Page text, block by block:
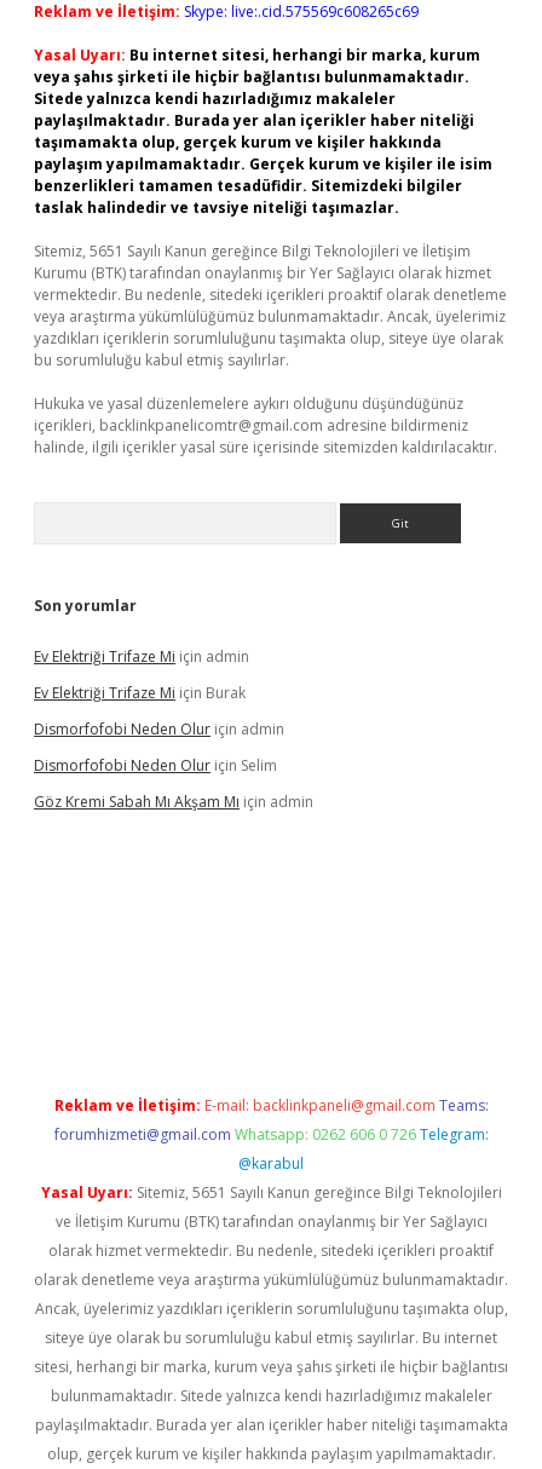
Reklam ve İletişim: Skype: live:.cid.575569c608265c69
Yasal Uyarı: Bu internet sitesi, herhangi bir marka, kurum
veya şahıs şirketi ile hiçbir bağlantısı bulunmamaktadır.
Sitede yalnızca kendi hazırladığımız makaleler
paylaşılmaktadır. Burada yer alan içerikler haber niteliği
taşımamakta olup, gerçek kurum ve kişiler hakkında
paylaşım yapılmamaktadır. Gerçek kurum ve kişiler ile isim
benzerlikleri tamamen tesadüfidir. Sitemizdeki bilgiler
taslak halindedir ve tavsiye niteliği taşımazlar.
Sitemiz, 5651 Sayılı Kanun gereğince Bilgi Teknolojileri ve İletişim
Kurumu (BTK) tarafından onaylanmış bir Yer Sağlayıcı olarak hizmet
vermektedir. Bu nedenle, sitedeki içerikleri proaktif olarak denetleme
veya araştırma yükümlülüğümüz bulunmamaktadır. Ancak, üyelerimiz
yazdıkları içeriklerin sorumluluğunu taşımakta olup, siteye üye olarak
bu sorumluluğu kabul etmiş sayılırlar.
Hukuka ve yasal düzenlemelere aykırı olduğunu düşündüğünüz
içerikleri, backlinkpanelicomtr@gmail.com adresine bildirmeniz
halinde, ilgili içerikler yasal süre içerisinde sitemizden kaldırılacaktır.
Son yorumlar
Ev Elektriği Trifaze Mi için admin
Ev Elektriği Trifaze Mi için Burak
Dismorfofobi Neden Olur için admin
Dismorfofobi Neden Olur için Selim
Göz Kremi Sabah Mı Akşam Mı için admin
Reklam ve İletişim: E-mail: backlinkpaneli@gmail.com Teams:
forumhizmeti@gmail.com Whatsapp: 0262 606 0 726 Telegram:
@karabul
Yasal Uyarı: Sitemiz, 5651 Sayılı Kanun gereğince Bilgi Teknolojileri
ve İletişim Kurumu (BTK) tarafından onaylanmış bir Yer Sağlayıcı
olarak hizmet vermektedir. Bu nedenle, sitedeki içerikleri proaktif
olarak denetleme veya araştırma yükümlülüğümüz bulunmamaktadır.
Ancak, üyelerimiz yazdıkları içeriklerin sorumluluğunu taşımakta olup,
siteye üye olarak bu sorumluluğu kabul etmiş sayılırlar. Bu internet
sitesi, herhangi bir marka, kurum veya şahıs şirketi ile hiçbir bağlantısı
bulunmamaktadır. Sitede yalnızca kendi hazırladığımız makaleler
paylaşılmaktadır. Burada yer alan içerikler haber niteliği taşımamakta
olup, gerçek kurum ve kişiler hakkında paylaşım yapılmamaktadır.